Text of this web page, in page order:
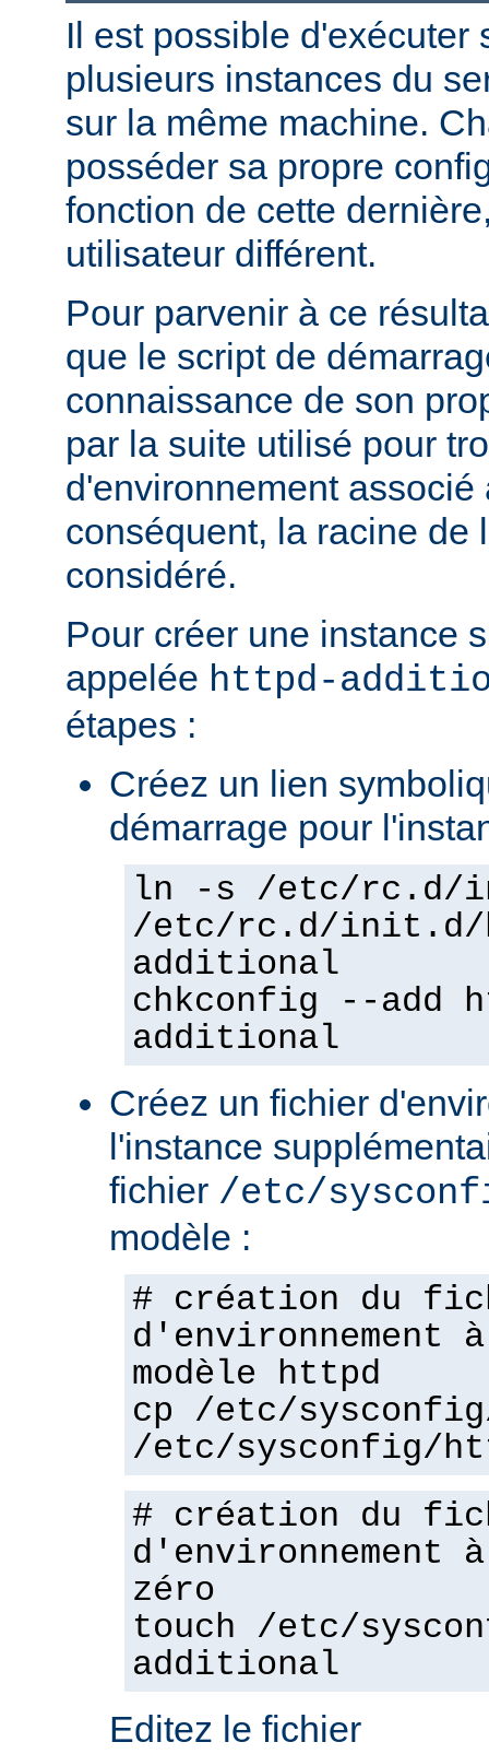
Il est possible d'exécuter
plusieurs instances du
sur la même machine.
posséder sa propre
fonction de cette
utilisateur différent.
Pour parvenir à ce
que le script de
connaissance de son
par la suite utilisé pour
d'environnement associé
conséquent, la racine de
considéré.
Pour créer une instance
appelée httpd-
étapes :
Créez un lien
démarrage pour
ln -s /etc/rc.d/
/etc/rc.d/init.d/
additional
chkconfig --add
additional
Créez un fichier
l'instance
fichier /etc/
modèle :
# création du
d'environnement
modèle httpd
cp /etc/
/etc/sysconfig/
# création du
d'environnement
zéro
touch /etc/
additional
Editez le fichier